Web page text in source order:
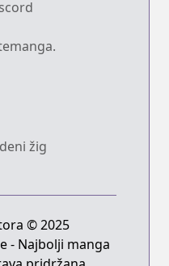
žig
© 2025
- Najbolji manga